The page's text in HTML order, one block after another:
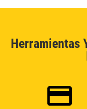
Herramientas